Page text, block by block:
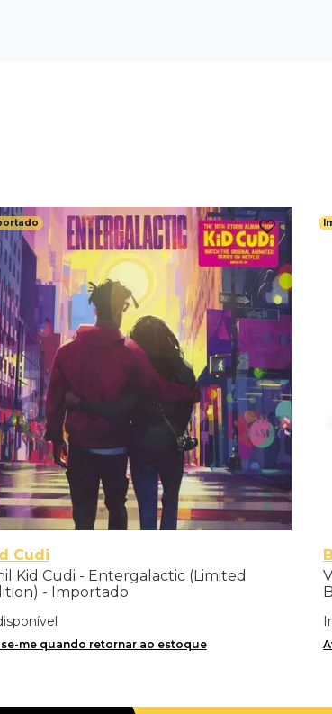
Cudi
Kid Cudi - Entergalactic (Limited
- Importado
me quando retornar ao estoque